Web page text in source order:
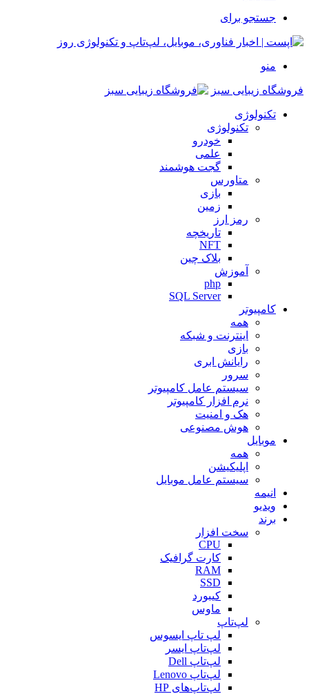
جستجو برای
منو
فروشگاه زیبایی سبز
تکنولوژی
تکنولوژی
خودرو
علمی
گجت هوشمند
متاورس
بازی
زمین
رمز ارز
تاریخچه
NFT
بلاک چین
آموزش
php
SQL Server
کامپیوتر
همه
اینترنت و شبکه
بازی
رایانش ابری
سرور
سیستم عامل کامپیوتر
نرم افزار کامپیوتر
هک و امنیت
هوش مصنوعی
موبایل
همه
اپلیکیشن
سیستم عامل موبایل
انیمه
ویدیو
برند
سخت افزار
CPU
کارت گرافیک
RAM
SSD
کیبورد
ماوس
لپ‌تاپ
لپ تاپ ایسوس
لپ‌تاپ ایسر
لپ‌تاپ Dell
لپ‌تاپ Lenovo
لپ‌تاپ‌های HP